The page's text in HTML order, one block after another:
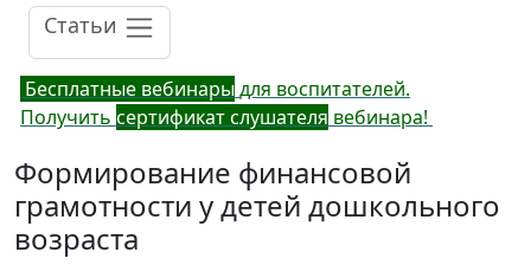
Статьи
Бесплатные вебинарыдля воспитателей.
Получить сертификат слушателя вебинара!
Формирование финансовой
грамотности у детей дошкольного
возраста